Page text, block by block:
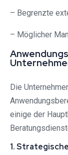
– Begrenzte
– Möglicher
Die
einige der
1.